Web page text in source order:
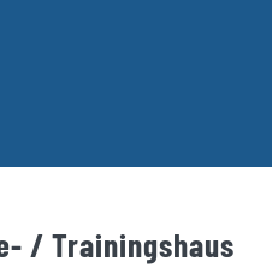
/ Trainingshaus